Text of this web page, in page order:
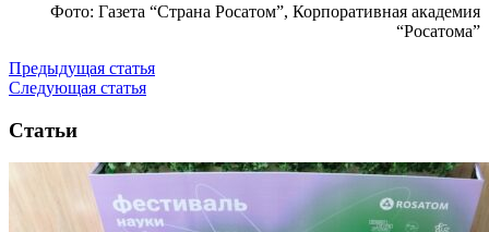
Фото: Газета “Страна Росатом”, Корпоративная академия
“Росатома”
Предыдущая статья
Следующая статья
Статьи